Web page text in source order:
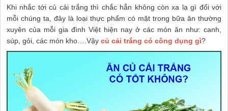
Khi nhắc tới củ cải trắng thì chắc hẳn không còn xa lạ gì đối với
mỗi chúng ta, đây là loại thực phẩm có mặt trong bữa ăn thường
xuyên của mỗi gia đình Việt hiện nay ở các món ăn như: canh,
súp, gỏi, các món kho….Vậy củ cải trắng có công dụng gì?